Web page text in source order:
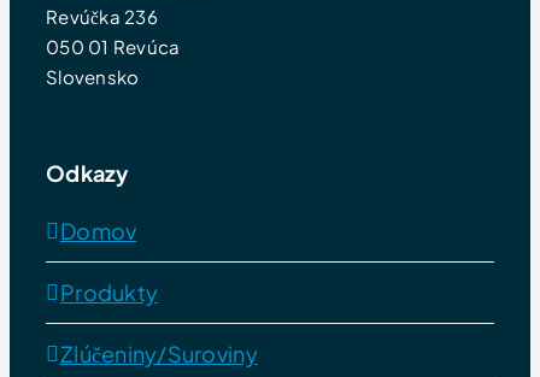
Revúčka 236
050 01 Revúca
Slovensko
Odkazy
Domov
Produkty
Zlúčeniny/Suroviny